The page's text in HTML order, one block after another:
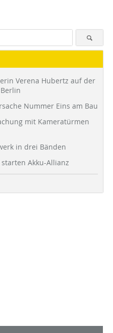
Verena Hubertz auf der
Nummer Eins am Bau
mit Kameratürmen
in drei Bänden
Akku-Allianz